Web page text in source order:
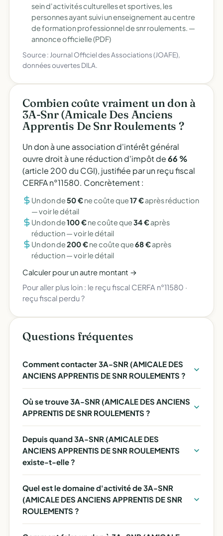
sein d'activités culturelles et sportives, les
personnes ayant suivi un enseignement au centre
de formation professionnel de snr roulements. —
annonce officielle (PDF)
Source : Journal Officiel des Associations (JOAFE),
données ouvertes DILA.
Combien coûte vraiment un don à
3A-Snr (Amicale Des Anciens
Apprentis De Snr Roulements ?
Un don à une association d'intérêt général
ouvre droit à une réduction d'impôt de66 %
(article 200 du CGI), justifiée par un reçu fiscal
CERFA n°11580. Concrètement :
Un don de50 €ne coûte que17 €après réduction
—voir le détail
Un don de100 €ne coûte que34 €après
réduction —voir le détail
Un don de200 €ne coûte que68 €après
réduction —voir le détail
Calculer pour un autre montant →
Pour aller plus loin : le reçu fiscal CERFA n°11580 ·
reçu fiscal perdu ?
Questions fréquentes
Comment contacter 3A-SNR (AMICALE DES
ANCIENS APPRENTIS DE SNR ROULEMENTS ?
Où se trouve 3A-SNR (AMICALE DES ANCIENS
APPRENTIS DE SNR ROULEMENTS ?
Depuis quand 3A-SNR (AMICALE DES
ANCIENS APPRENTIS DE SNR ROULEMENTS
existe-t-elle ?
Quel est le domaine d'activité de 3A-SNR
(AMICALE DES ANCIENS APPRENTIS DE SNR
ROULEMENTS ?